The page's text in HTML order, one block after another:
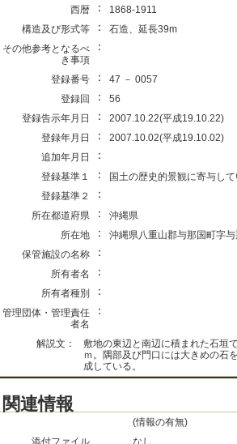
西暦
：
1868-1911
構造及び形式等
：
石造、延長39m
その他参考となるべ
き事項
：
登録番号 ：
47 － 0057
登録回
：
56
登録告示年月日
：
2007.10.22(平成19.10.22)
登録年月日
：
2007.10.02(平成19.10.02)
追加年月日
：
登録基準１ ：
国土の歴史的景観に寄与し
登録基準２
：
所在都道府県 ：
沖縄県
所在地
：
沖縄県八重山郡与那国町字
保管施設の名称
：
所有者名 ：
所有者種別 ：
管理団体・管理責任
者名
：
解説文：
敷地の東辺と南辺に積まれた石垣
ｍ。隅部及び門口には大きめの石
成している。
関連情報
(情報の有無)
添付ファイル
なし